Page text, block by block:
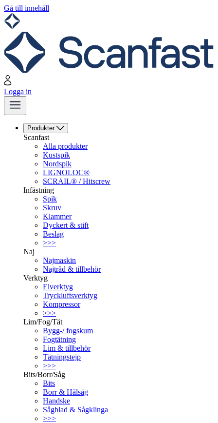
Gå till innehåll
Logga in
Produkter
Scanfast
Alla produkter
Kustspik
Nordspik
LIGNOLOC®
SCRAIL® / Hitscrew
Infästning
Spik
Skruv
Klammer
Dyckert & stift
Beslag
>>>
Naj
Najmaskin
Najtråd & tillbehör
Verktyg
Elverktyg
Tryckluftsverktyg
Kompressor
>>>
Lim/Fog/Tät
Bygg-/ fogskum
Fogtätning
Lim & tillbehör
Tätningstejp
>>>
Bits/Borr/Såg
Bits
Borr & Hålsåg
Handske
Sågblad & Sågklinga
>>>